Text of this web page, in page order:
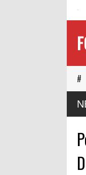
#
MAPIA Ajak Calon